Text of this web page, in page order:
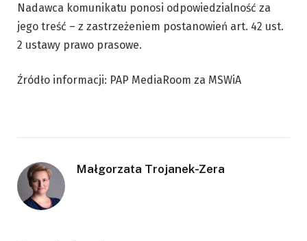
Nadawca komunikatu ponosi odpowiedzialność za
jego treść – z zastrzeżeniem postanowień art. 42 ust.
2 ustawy prawo prasowe.
Źródło informacji: PAP MediaRoom za MSWiA
Małgorzata Trojanek-Zera